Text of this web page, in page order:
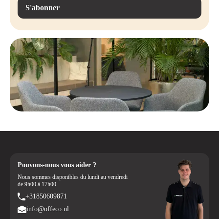
contacter ou à consulter notre assortiment en ligne pour commander
directement.
S'abonner
Pouvons-nous vous aider ?
Nous sommes disponibles du lundi au vendredi
de 9h00 à 17h00.
+31850609871
info@offeco.nl